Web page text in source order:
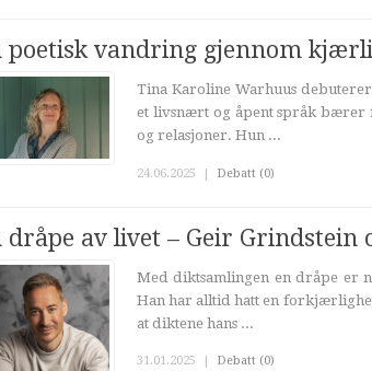
poetisk vandring gjennom
Tina Karoline Warhuus
et livsnært og åpent språk bærer
og relasjoner. Hun ...
24.06.2025 | Debatt (0)
dråpe av livet – Geir
Med diktsamlingen en dråpe er
Han har alltid hatt en
at diktene hans ...
31.01.2025 Debatt (0)